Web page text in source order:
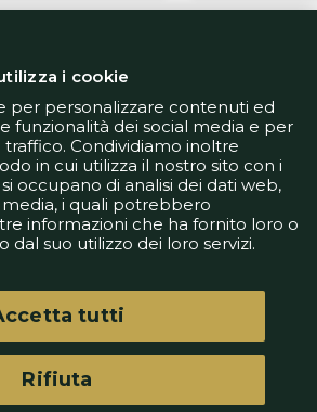
Privacy
Informativa Cookie
Tech App
preferenze
è un sito di GBO Italy Spa
i cookie
per personalizzare contenuti ed
funzionalità dei social media e per
traffico. Condividiamo inoltre
in cui utilizza il nostro sito con i
occupano di analisi dei dati web,
i quali potrebbero
informazioni che ha fornito loro o
dal suo utilizzo dei loro servizi.
Rifiuta
tutti